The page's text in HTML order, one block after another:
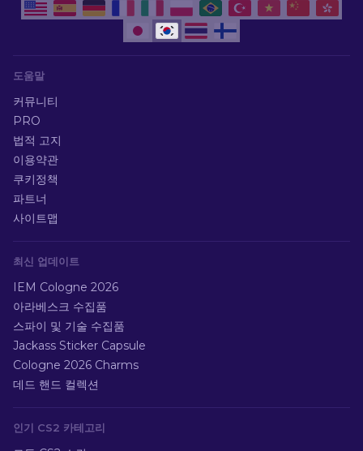
도움말
커뮤니티
PRO
법적 고지
이용약관
쿠키정책
파트너
사이트맵
최신 업데이트
IEM Cologne 2026
아라베스크 수집품
스파이 및 기술 수집품
Jackass Sticker Capsule
Cologne 2026 Charms
데드 핸드 컬렉션
인기 CS2 카테고리